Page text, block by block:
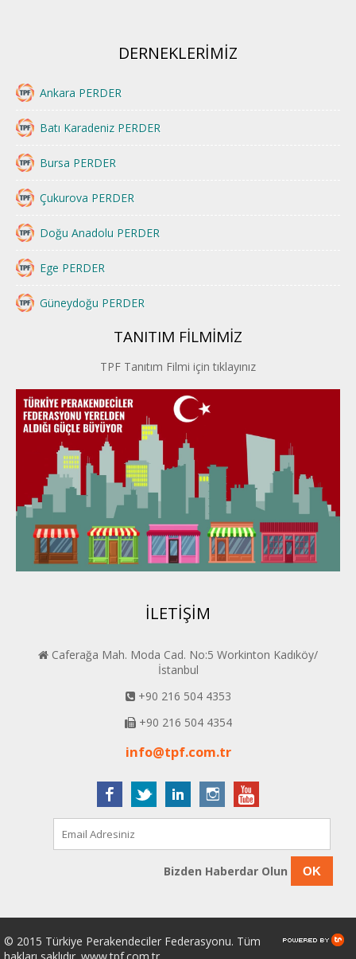
DERNEKLERİMİZ
Ankara PERDER
Batı Karadeniz PERDER
Bursa PERDER
Çukurova PERDER
Doğu Anadolu PERDER
Ege PERDER
Güneydoğu PERDER
İstanbul PERDER
İpek Yolu PERDER
Kayseri PERDER
Karadeniz Perder
Konya PERDER
Van PERDER
BEYPER
TANITIM FİLMİMİZ
TPF Tanıtım Filmi için tıklayınız
İLETİŞİM
Caferağa Mah. Moda Cad. No:5 Workinton Kadıköy/
İstanbul
+90 216 504 4353
+90 216 504 4354
info@tpf.com.tr
Bizden Haberdar Olun OK
© 2015 Türkiye Perakendeciler Federasyonu. Tüm